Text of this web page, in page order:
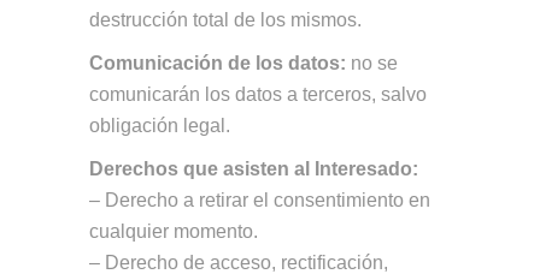
destrucción total de los mismos.
Comunicación de los datos: no se
comunicarán los datos a terceros, salvo
obligación legal.
Derechos que asisten al Interesado:
– Derecho a retirar el consentimiento en
cualquier momento.
– Derecho de acceso, rectificación,